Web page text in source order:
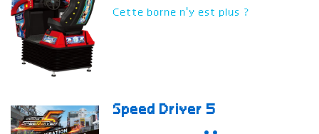
Cette borne n'y est plus ?
Speed Driver 5